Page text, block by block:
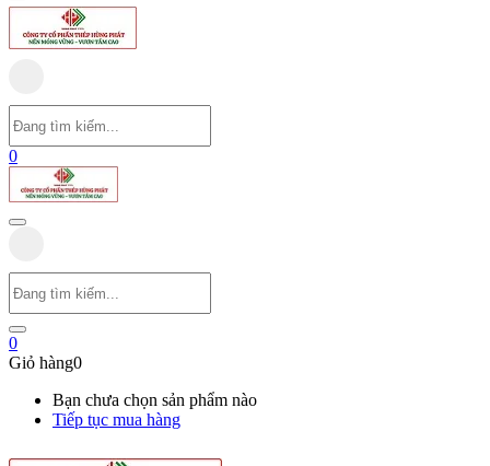
0
0
Giỏ hàng0
Bạn chưa chọn sản phẩm nào
Tiếp tục mua hàng